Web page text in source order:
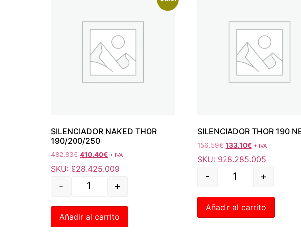
SILENCIADOR NAKED THOR
190/200/250
482.83€ 410.40€ + IVA
SKU: 928.425.009
- +
Añadir al carrito
SILENCIADOR THOR 190
156.59€ 133.10€ + IVA
SKU: 928.285.005
- +
Añadir al carrito